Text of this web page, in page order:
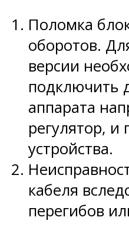
Поломка
оборотов.
версии
подключить
аппарата
регулятор, и
устройства.
кабеля
перегибов